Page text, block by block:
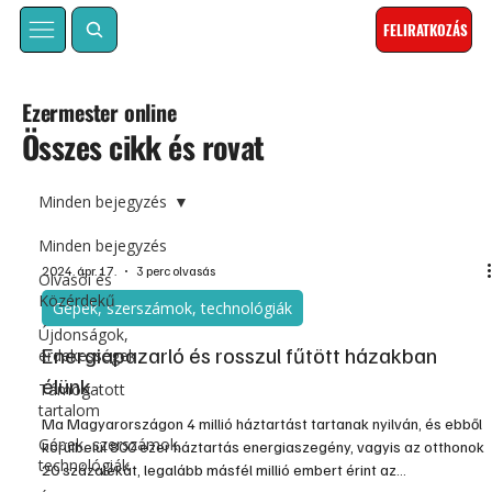
FELIRATKOZÁS
Összes cikk és rovat
Ezermester online
Minden bejegyzés
Olvasói és
Közérdekű
Újdonságok,
érdekességek
Támogatott
tartalom
Gépek, szerszámok,
technológiák
Minden bejegyzés
2024. ápr. 17. 3 perc olvasás
Gépek, szerszámok, technológiák
Energiapazarló és rosszul fűtött házakban
élünk
Ma Magyarországon 4 millió háztartást tartanak nyilván, és ebből
körülbelül 800 ezer háztartás energiaszegény, vagyis az otthonok
20 százalékát, legalább másfél millió embert érint az